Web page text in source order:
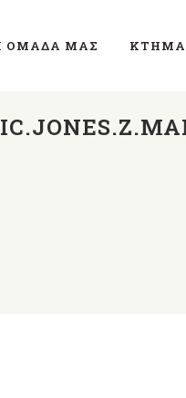
ΟΜΆΔΑ ΜΑΣ